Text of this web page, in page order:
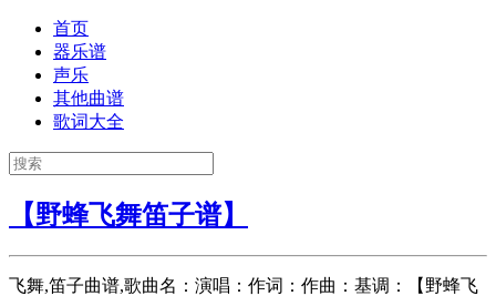
首页
器乐谱
声乐
其他曲谱
歌词大全
【野蜂飞舞笛子谱】
飞舞,笛子曲谱,歌曲名：演唱：作词：作曲：基调：【野蜂飞